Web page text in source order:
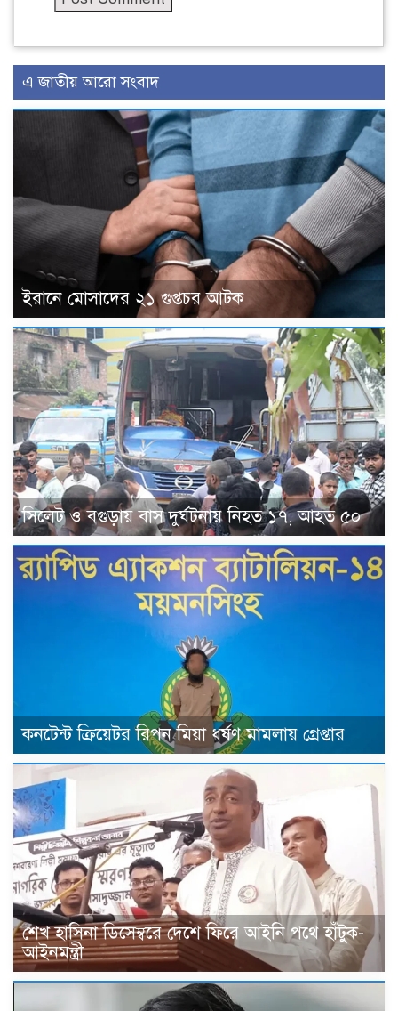
এ জাতীয় আরো সংবাদ
ইরানে মোসাদের ২১ গুপ্তচর আটক
সিলেট ও বগুড়ায় বাস দুর্ঘটনায় নিহত ১৭, আহত ৫০
কনটেন্ট ক্রিয়েটর রিপন মিয়া ধর্ষণ মামলায় গ্রেপ্তার
শেখ হাসিনা ডিসেম্বরে দেশে ফিরে আইনি পথে হাঁটুক-
আইনমন্ত্রী